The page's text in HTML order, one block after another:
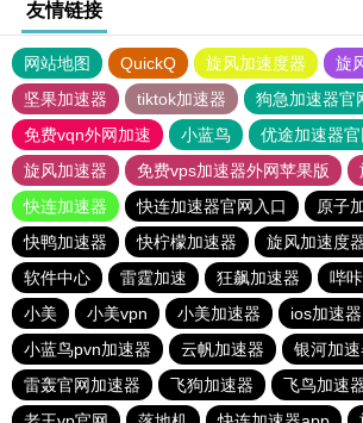
友情链接
网站地图 QuickQ 旋风加速度器
旋
坚果加速器
tiktok加速器
狗急加速器官
免费vqn外网加速
小蓝鸟 优途加速器官
旋风加速器
免费vps加速器外网苹果版
快连加速器
快连加速器官网入口
原子
快鸭加速器
快柠檬加速器 旋风加速度
软件中心
雷霆加速 狂飙加速器 哔
小美
小美vpn 小美加速器 ios加速器
小蓝鸟pvn加速器
云帆加速器
银河加速
雷轰官网加速器
飞狗加速器 飞鸟加速